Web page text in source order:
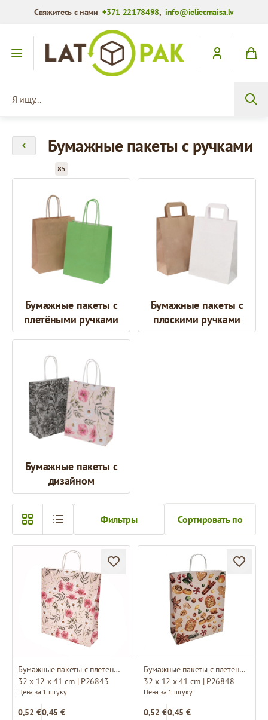
Свяжитесь с нами+371 22178498,info@ieliecmaisa.lv
Перейти к содержимому
Бумажные пакеты с ручками
85
Бумажные пакеты с
плетёными ручками
Бумажные пакеты с
плоскими ручками
Бумажные пакеты с
дизайном
Сортировать по
Фильтры
Бумажные пакеты с плетёными ручками и дизайном
32 x 12 x 41 cm | P26843
Цена за 1 штуку
0,52 €0,45 €
Бумажные пакеты с плетёными ручками и дизайном
32 x 12 x 41 cm | P26848
Цена за 1 штуку
0,52 €0,45 €